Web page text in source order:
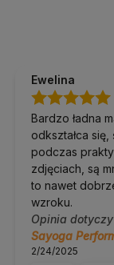
Dla osób,
praktyki, od
Dla
się dłonie i
Dla
raz lub dwa
Dla osób
zwilżania
Dla kogo
Ewelina
Bardzo ładna
odkształca
podczas
zdjęciach, są
to nawet
wzroku.
Opinia
Sayoga
2/24/2025